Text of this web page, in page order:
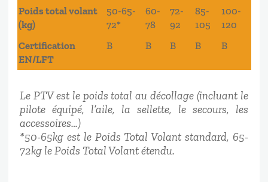
Poids total volant
(kg)
50-65-
72*
60-
78
72-
92
85-
105
100-
120
Certification
EN/LFT
B B B B B
Le PTV est le poids total au décollage (incluant le
pilote équipé, l’aile, la sellette, le secours, les
accessoires…)
*50-65kg est le Poids Total Volant standard, 65-
72kg le Poids Total Volant étendu.